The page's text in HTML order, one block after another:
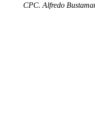
CPC. Alfredo